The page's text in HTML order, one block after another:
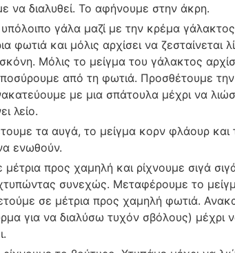
να διαλυθεί. Το αφήνουμε στην άκρη.
γάλα μαζί με την κρέμα
και μόλις αρχίσει να ζεσταίνεται
Μόλις το μείγμα του γάλακτος
από τη φωτιά. Προσθέτουμε την
με μια σπάτουλα μέχρι να
λείο.
τα αυγά, το μείγμα κορν φλάουρ και
ενωθούν.
προς χαμηλή και ρίχνουμε σιγά
συνεχώς. Μεταφέρουμε το
σε μέτρια προς χαμηλή φωτιά.
για να διαλύσω τυχόν σβόλους) μέχρι